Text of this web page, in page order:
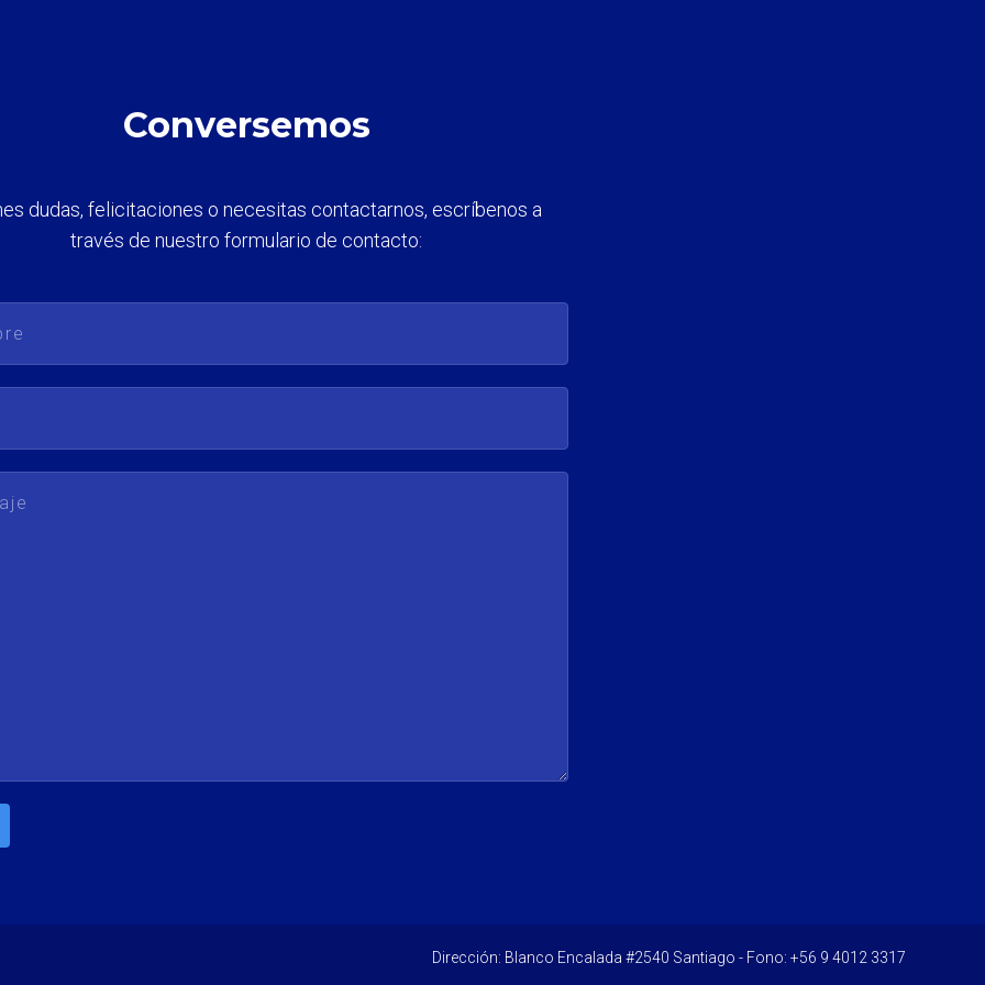
Conversemos
dudas, felicitaciones o necesitas contactarnos, escríbenos a
través de nuestro formulario de contacto:
Dirección: Blanco Encalada #2540 Santiago - Fono: +56 9 4012 3317